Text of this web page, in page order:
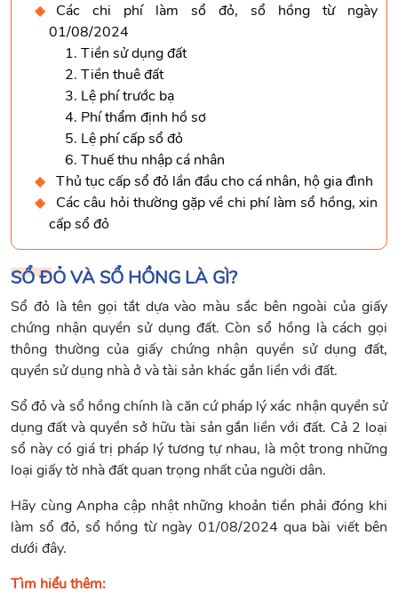
Các chi phí làm sổ đỏ, sổ hồng từ ngày
01/08/2024
1. Tiền sử dụng đất
2. Tiền thuê đất
3. Lệ phí trước bạ
4. Phí thẩm định hồ sơ
5. Lệ phí cấp sổ đỏ
6. Thuế thu nhập cá nhân
Thủ tục cấp sổ đỏ lần đầu cho cá nhân, hộ gia đình
Các câu hỏi thường gặp về chi phí làm sổ hồng, xin
cấp sổ đỏ
SỔ ĐỎ VÀ SỔ HỒNG LÀ GÌ?
Sổ đỏ là tên gọi tắt dựa vào màu sắc bên ngoài của giấy
chứng nhận quyền sử dụng đất. Còn sổ hồng là cách gọi
thông thường của giấy chứng nhận quyền sử dụng đất,
quyền sử dụng nhà ở và tài sản khác gắn liền với đất.
Sổ đỏ và sổ hồng chính là căn cứ pháp lý xác nhận quyền sử
dụng đất và quyền sở hữu tài sản gắn liền với đất. Cả 2 loại
sổ này có giá trị pháp lý tương tự nhau, là một trong những
loại giấy tờ nhà đất quan trọng nhất của người dân.
Hãy cùng Anpha cập nhật những khoản tiền phải đóng khi
làm sổ đỏ, sổ hồng từ ngày 01/08/2024 qua bài viết bên
dưới đây.
Tìm hiểu thêm: